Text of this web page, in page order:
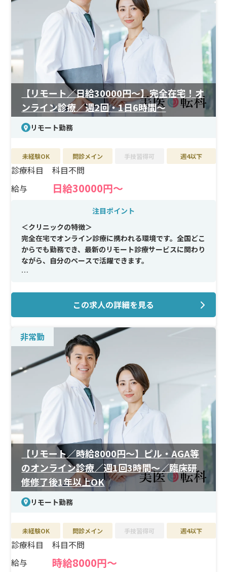
新規開院ながら非常勤でも高水準の時給を想定しており、
勤務条件や継続年数に応じた昇給制度も予定されていま
す。土日祝は高時給で、月1回からの勤務相談が可能で
す。
【リモート／日給30000円〜】完全在宅！オ
ンライン診療／週2回・1日6時間〜
リモート勤務
未経験OK 問診メイン 手技習得可 週4以下
診療科目
科目不問
給与
日給30000円〜
注目ポイント
＜クリニックの特徴＞
完全在宅でオンライン診療に携われる環境です。全国どこ
からでも勤務でき、最新のリモート診療サービスに関わり
ながら、自分のペースで活躍できます。
ダイエット外来、ホルモン外来をはじめ、女性内科・男
性内科・総合診療など幅広い領域を扱います。EDや
AGA、花粉症など、日常診療から自由診療まで多彩な症例
に対応可能です。
＜研修制度＞
リモート診療の流れや各種ツールの使い方は事前にしっ
かりレクチャーがあり、初めての方も安心です。
＜待遇＞
日給3万円以上、残業なし。9時〜21時の間で1日6時間、
週2日から柔軟にシフトを組めます。リモート用PCやスマ
ホの貸与があり、完全在宅でも快適に業務を行えます。
この求人の詳細を見る
非常勤
【リモート／時給8000円〜】ピル・AGA等
のオンライン診療／週1回3時間〜／臨床研
修修了後1年以上OK
リモート勤務
未経験OK 問診メイン 手技習得可 週4以下
診療科目
科目不問
給与
時給8000円〜